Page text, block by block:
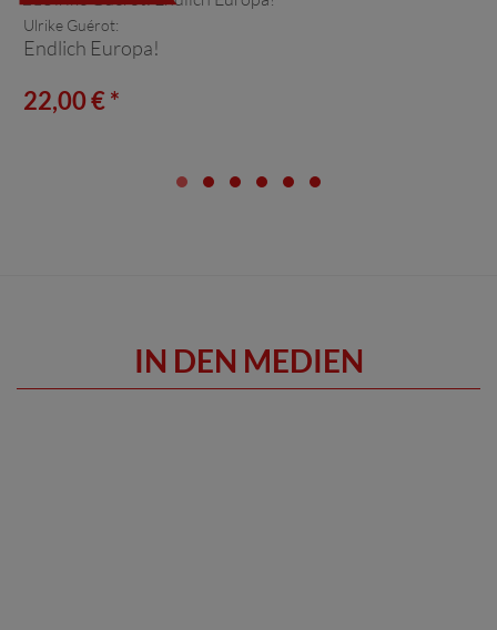
Ulrike Guérot:
Endlich Europa!
22,00 € *
IN DEN MEDIEN